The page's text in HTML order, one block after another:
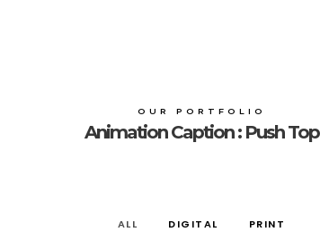
OUR PORTFOLIO
Animation Caption : Push Top
ALL DIGITAL PRINT